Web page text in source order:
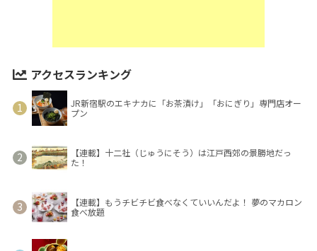
アクセスランキング
JR新宿駅のエキナカに「お茶漬け」「おにぎり」専門店オー
プン
【連載】十二社（じゅうにそう）は江戸西郊の景勝地だっ
た！
【連載】もうチビチビ食べなくていいんだよ！ 夢のマカロン
食べ放題